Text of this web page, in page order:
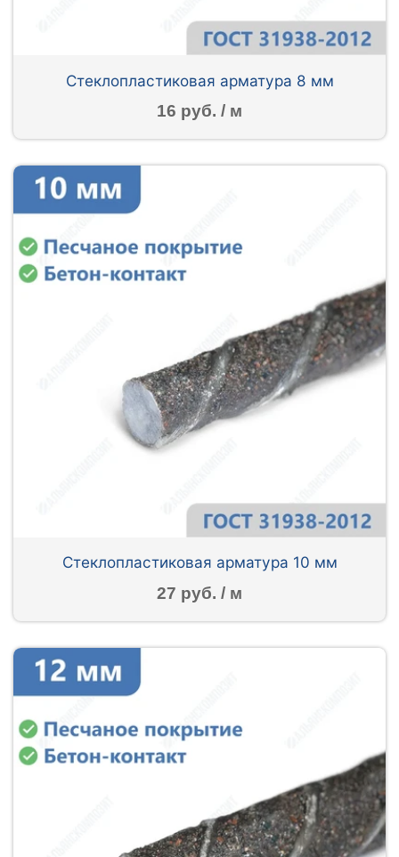
Стеклопластиковая арматура 8 мм
16 руб. / м
Стеклопластиковая арматура 10 мм
27 руб. / м